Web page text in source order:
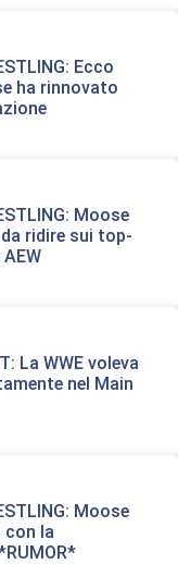
Ecco
ha rinnovato
Moose
ridire sui top-
AEW
La WWE voleva
nel Main
Moose
con la